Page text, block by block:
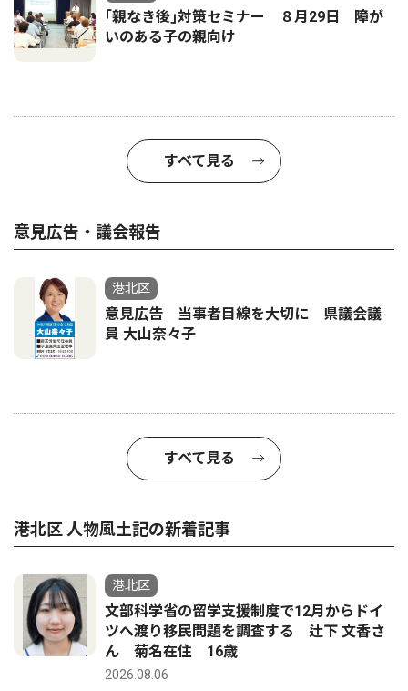
｢親なき後｣対策セミナー ８月29日 障が
いのある子の親向け
すべて見る
意見広告・議会報告
港北区
意見広告 当事者目線を大切に 県議会議
員 大山奈々子
すべて見る
港北区 人物風土記の新着記事
港北区
文部科学省の留学支援制度で12月からドイ
ツへ渡り移民問題を調査する 辻下 文香さ
ん 菊名在住 16歳
2026.08.06